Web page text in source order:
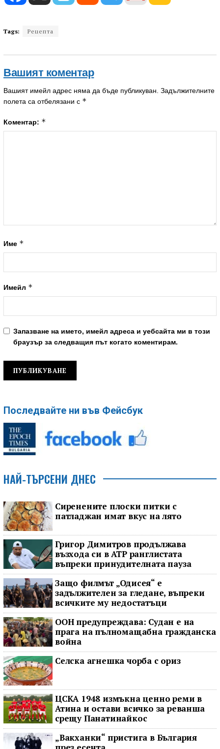
Tags: Рецепта
Вашият коментар
Вашият имейл адрес няма да бъде публикуван. Задължителните
полета са отбелязани с *
Коментар: *
Име *
Имейл *
Запазване на името, имейл адреса и уебсайта ми в този
браузър за следващия път когато коментирам.
Последвайте ни във Фейсбук
НАЙ-ТЪРСЕНИ ДНЕС
Сиренените плоски питки с
патладжан имат вкус на лято
Григор Димитров продължава
възхода си в ATP ранглистата
въпреки принудителната пауза
Защо филмът „Одисея“ е
задължителен за гледане, въпреки
всичките му недостатъци
ООН предупреждава: Судан е на
прага на пълномащабна гражданска
война
Селска агнешка чорба с ориз
ЦСКА 1948 измъкна ценно реми в
Атина и остави всичко за реванша
срещу Панатинайкос
„Вакханки“ пристига в България